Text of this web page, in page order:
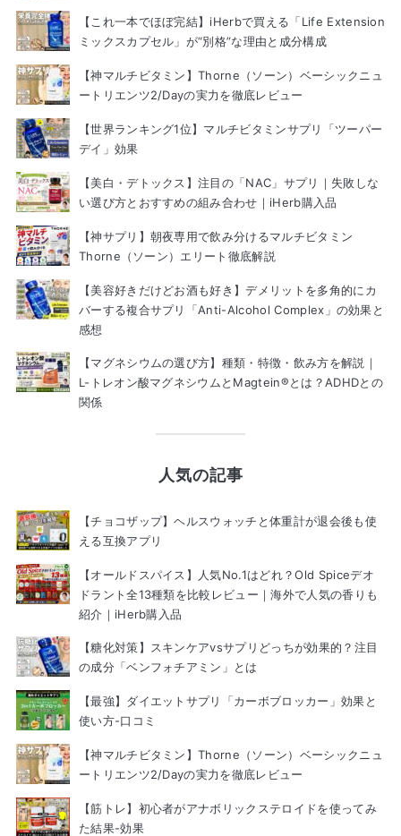
【これ一本でほぼ完結】iHerbで買える「Life Extension
ミックスカプセル」が“別格”な理由と成分構成
【神マルチビタミン】Thorne（ソーン）ベーシックニュ
ートリエンツ2/Dayの実力を徹底レビュー
【世界ランキング1位】マルチビタミンサプリ「ツーパー
デイ」効果
【美白・デトックス】注目の「NAC」サプリ｜失敗しな
い選び方とおすすめの組み合わせ｜iHerb購入品
【神サプリ】朝夜専用で飲み分けるマルチビタミン
Thorne（ソーン）エリート徹底解説
【美容好きだけどお酒も好き】デメリットを多角的にカ
バーする複合サプリ「Anti-Alcohol Complex」の効果と
感想
【マグネシウムの選び方】種類・特徴・飲み方を解説｜
L-トレオン酸マグネシウムとMagtein®とは？ADHDとの
関係
人気の記事
【チョコザップ】ヘルスウォッチと体重計が退会後も使
える互換アプリ
【オールドスパイス】人気No.1はどれ？Old Spiceデオ
ドラント全13種類を比較レビュー｜海外で人気の香りも
紹介｜iHerb購入品
【糖化対策】スキンケアvsサプリどっちが効果的？注目
の成分「ベンフォチアミン」とは
【最強】ダイエットサプリ「カーボブロッカー」効果と
使い方-口コミ
【神マルチビタミン】Thorne（ソーン）ベーシックニュ
ートリエンツ2/Dayの実力を徹底レビュー
【筋トレ】初心者がアナボリックステロイドを使ってみ
た結果-効果